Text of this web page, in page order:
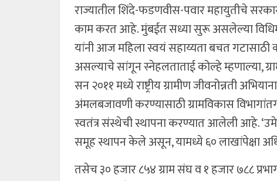
राज्यातील शिंदे-फडणवीस-पवार महायुतीचे
काम करत आहे. मुंबईत सध्या सुरू असलेल्या
यांनी आज महिला स्वयं सहाय्यता बचत गटासाठी
असल्याचे सांगून स्नेहलताताई कोल्हे म्हणाल्या,
सन २०११ मध्ये राष्ट्रीय ग्रामीण जीवनोन्नती
अंमलबजावणी करण्यासाठी ग्रामविकास
स्वतंत्र संस्थेची स्थापना करण्यात आलेली आहे.
समूह स्थापन केले असून, यामध्ये ६० लाखांपेक्षा
तसेच ३० हजार ८५४ ग्राम संघ व १ हजार ७८८